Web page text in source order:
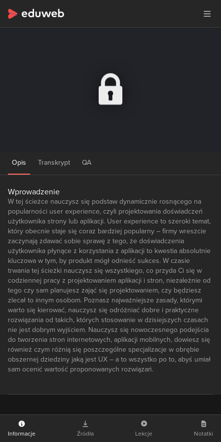
Opis Transkrypt QA
Wprowadzenie
W tej ścieżce nauczysz się podstaw dynamicznie rosnącego na
popularności user experience, czyli projektowania doświadczeń
użytkownika strony lub aplikacji. User experience to szeroki temat,
który obecnie staje się coraz bardziej popularny – firmy wreszcie
zaczynają zdawać sobie sprawę z tego, że doświadczenia
użytkownika płynące z korzystania z aplikacji to kwestia absolutnie
kluczowa w tym, by produkt mógł odnieść sukces. W czasie
trwania tej ścieżki nauczysz się wszystkiego, co przyda Ci się w
codziennej pracy z projektowaniem aplikacji i stron, niezależnie od
tego czy sam planujesz zająć się projektowaniem, czy będziesz
zlecał to innym osobom. Poznasz najważniejsze zasady, którymi
warto się kierować, nauczysz się odróżniać dobre i praktyczne
rozwiązania od takich, których stosowanie w dzisiejszych czasach
nie jest dobrym wyjściem. Nauczysz się nowoczesnego podejścia
do tworzenia stron internetowych, aplikacji mobilnych, dowiesz się
również czym różnią się poszczególne specjalizacje w obrębie
obszernej dziedziny jaką jest UX – a to wszystko po to, abyś umiał
sam ocenić wartość proponowanych rozwiązań.
Informacje Źródła Lekcje Notatki